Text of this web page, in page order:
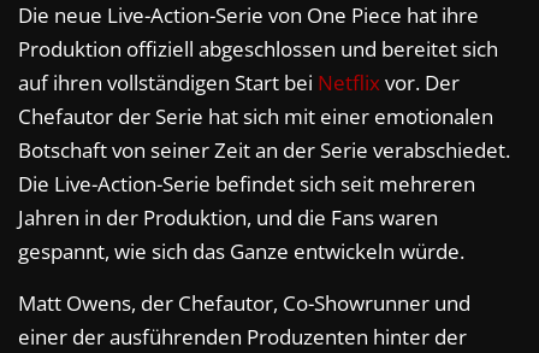
Die neue Live-Action-Serie von One Piece hat ihre
Produktion offiziell abgeschlossen und bereitet sich
auf ihren vollständigen Start bei Netflixvor. Der
Chefautor der Serie hat sich mit einer emotionalen
Botschaft von seiner Zeit an der Serie verabschiedet.
Die Live-Action-Serie befindet sich seit mehreren
Jahren in der Produktion, und die Fans waren
gespannt, wie sich das Ganze entwickeln würde.
Matt Owens, der Chefautor, Co-Showrunner und
einer der ausführenden Produzenten hinter der